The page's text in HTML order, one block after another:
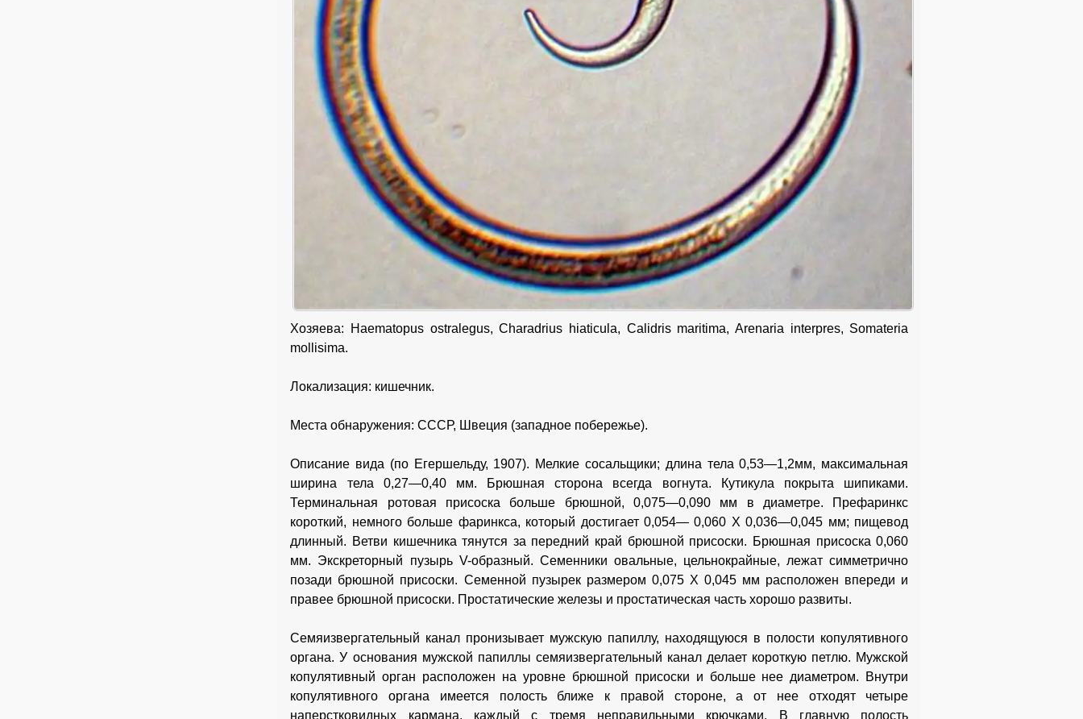
Хозяева: Haematopus ostralegus, Charadrius hiaticula, Calidris maritima, Arenaria interpres, Somateria
mollisima.
Локализация: кишечник.
Места обнаружения: СССР, Швеция (западное побережье).
Описание вида (по Егершельду, 1907). Мелкие сосальщики; длина тела 0,53—1,2мм, максимальная
ширина тела 0,27—0,40 мм. Брюшная сторона всегда вогнута. Кутикула покрыта шипиками.
Терминальная ротовая присоска больше брюшной, 0,075—0,090 мм в диаметре. Префаринкс
короткий, немного больше фаринкса, который достигает 0,054— 0,060 X 0,036—0,045 мм; пищевод
длинный. Ветви кишечника тянутся за передний край брюшной присоски. Брюшная присоска 0,060
мм. Экскреторный пузырь V-образный. Семенники овальные, цельнокрайные, лежат симметрично
позади брюшной присоски. Семенной пузырек размером 0,075 X 0,045 мм расположен впереди и
правее брюшной присоски. Простатические железы и простатическая часть хорошо развиты.
Семяизвергательный канал пронизывает мужскую папиллу, находящуюся в полости копулятивного
органа. У основания мужской папиллы семяизвергательный канал делает короткую петлю. Мужской
копулятивный орган расположен на уровне брюшной присоски и больше нее диаметром. Внутри
копулятивного органа имеется полость ближе к правой стороне, а от нее отходят четыре
наперстковидных кармана, каждый с тремя неправильными крючками. В главную полость